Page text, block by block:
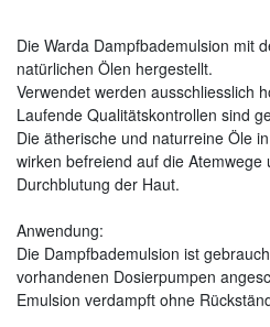
Die Warda Dampfbademulsion mit
natürlichen Ölen hergestellt.
Verwendet werden ausschliesslich
Laufende Qualitätskontrollen sind
Die ätherische und naturreine Öle
wirken befreiend auf die Atemwege
Durchblutung der Haut.
Anwendung:
Die Dampfbademulsion ist
vorhandenen Dosierpumpen
Emulsion verdampft ohne